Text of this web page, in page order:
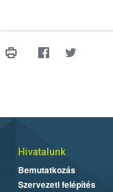
Hivatalunk
Bemutatkozás
Szervezeti felépítés